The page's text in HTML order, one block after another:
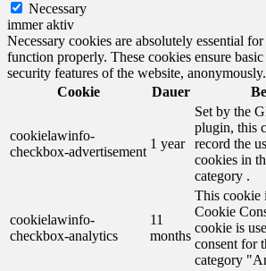
Necessary
immer aktiv
Necessary cookies are absolutely essential
function properly. These cookies ensure
security features of the website, anonymously.
Cookie
Dauer
cookielawinfo-
checkbox-advertisement
1 year
Set by the
plugin, this
record the
cookies in
category .
cookielawinfo-
checkbox-analytics
11
months
This cookie
Cookie
cookie is
consent for
category